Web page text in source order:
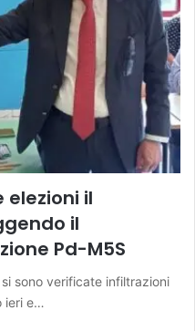
il
il
Pd-M5S
sono verificate infiltrazioni
ieri e…